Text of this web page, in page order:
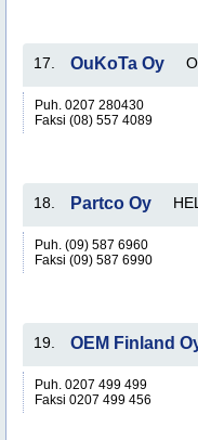
17. OuKoTa Oy
Puh. 0207 280430
Faksi (08) 557 4089
18. Partco Oy
Puh. (09) 587 6960
Faksi (09) 587 6990
19. OEM Finland
Puh. 0207 499 499
Faksi 0207 499 456